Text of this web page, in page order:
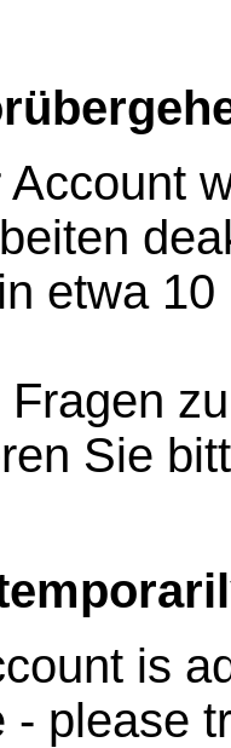
Account
etwa
Fragen
Sie
is
- please